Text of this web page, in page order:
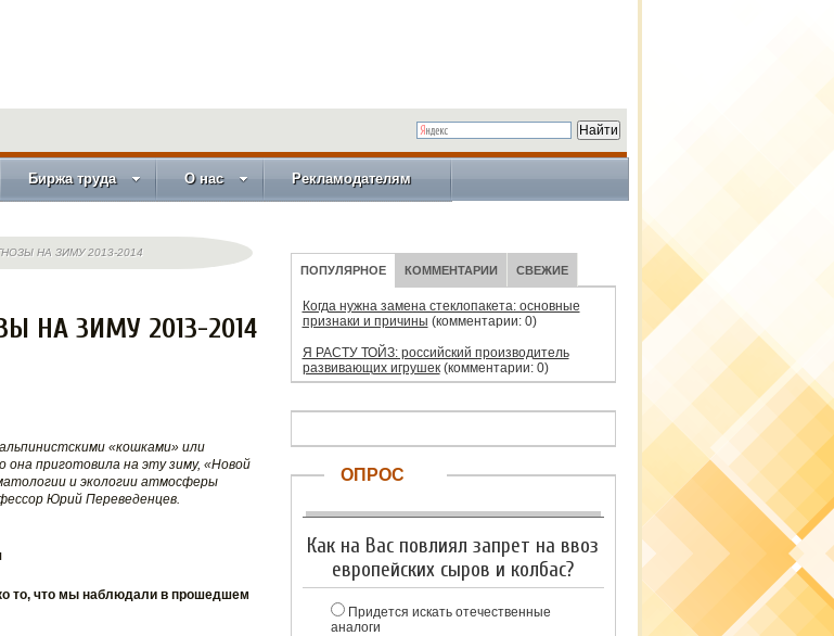
Биржа труда О нас Рекламодателям
НА ЗИМУ 2013-2014
НА ЗИМУ 2013-2014
«кошками» или
приготовила на эту зиму, «Новой
и экологии атмосферы
Юрий Переведенцев.
то, что мы наблюдали в прошедшем
ПОПУЛЯРНОЕ КОММЕНТАРИИ СВЕЖИЕ
Когда нужна замена стеклопакета: основные
признаки и причины (комментарии: 0)
Я РАСТУ ТОЙЗ: российский производитель
развивающих игрушек(комментарии: 0)
ОПРОС
Как на Вас повлиял запрет на ввоз
европейских сыров и колбас?
Придется искать отечественные
аналоги